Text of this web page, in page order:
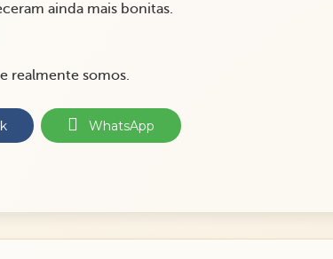
ainda mais bonitas.
realmente somos.
WhatsApp